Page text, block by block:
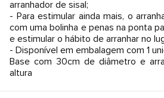
arranhador de sisal;
- Para estimular ainda mais, o
com uma bolinha e penas na ponta
e estimular o hábito de arranhar no
- Disponível em embalagem com 1
Base com 30cm de diâmetro e
altura